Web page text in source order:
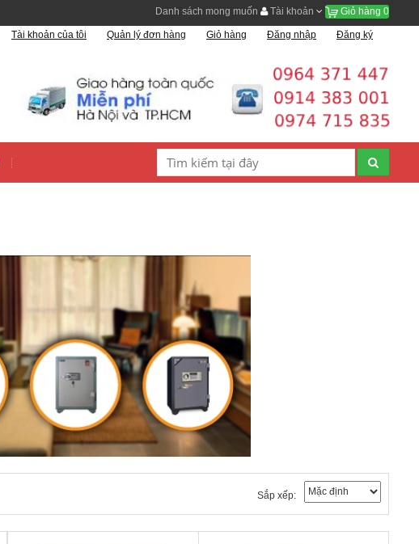
Danh sách mong muốn Tài khoản Giỏ hàng 0
Tài khoản của tôi Quản lý đơn hàng Giỏ hàng Đăng nhập Đăng ký
Sắp xếp: